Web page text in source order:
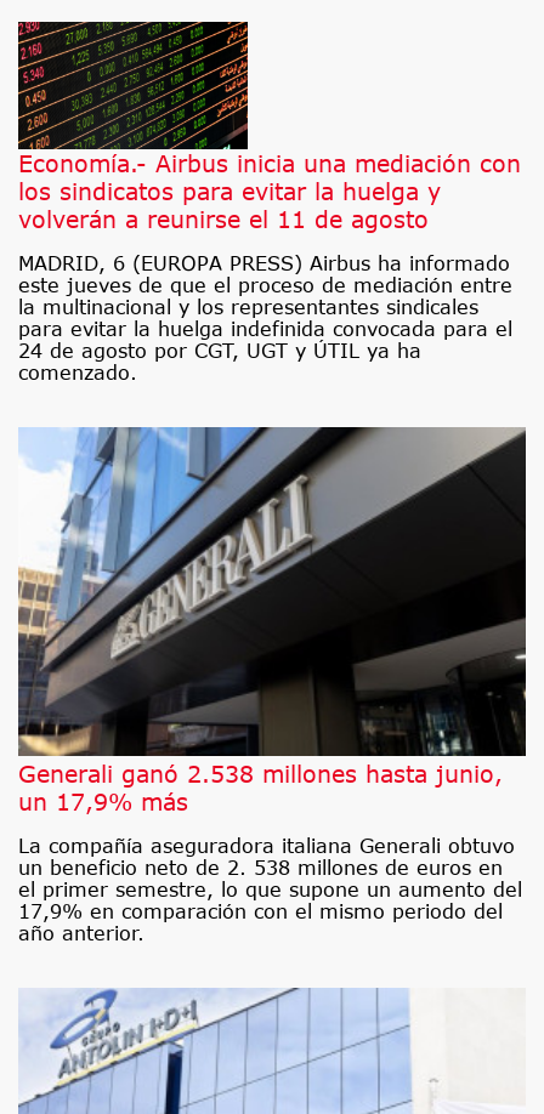
Economía.- Airbus inicia una mediación con
los sindicatos para evitar la huelga y
volverán a reunirse el 11 de agosto
MADRID, 6 (EUROPA PRESS) Airbus ha informado
este jueves de que el proceso de mediación entre
la multinacional y los representantes sindicales
para evitar la huelga indefinida convocada para el
24 de agosto por CGT, UGT y ÚTIL ya ha
comenzado.
Generali ganó 2.538 millones hasta junio,
un 17,9% más
La compañía aseguradora italiana Generali obtuvo
un beneficio neto de 2. 538 millones de euros en
el primer semestre, lo que supone un aumento del
17,9% en comparación con el mismo periodo del
año anterior.